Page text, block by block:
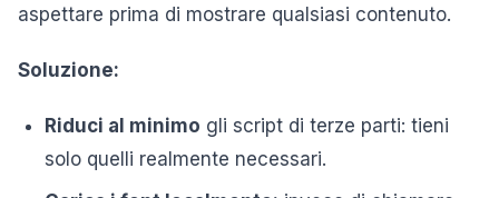
aspettare prima di mostrare qualsiasi contenuto.
Soluzione:
Riduci al minimo gli script di terze parti: tieni
solo quelli realmente necessari.